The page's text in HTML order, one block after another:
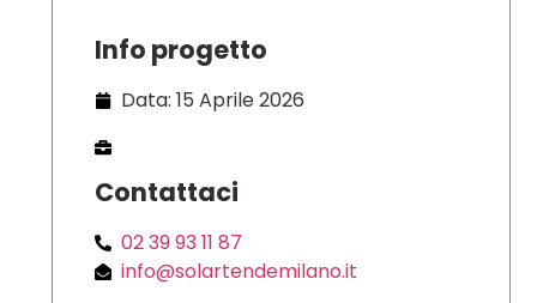
Info progetto
Data: 15 Aprile 2026
Contattaci
02 39 93 11 87
info@solartendemilano.it